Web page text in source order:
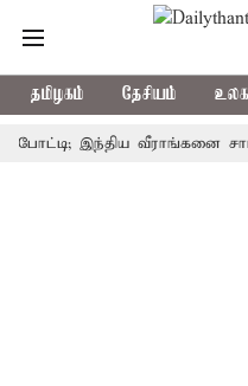
தமிழகம் தேசியம்
இந்திய வீராங்கனை